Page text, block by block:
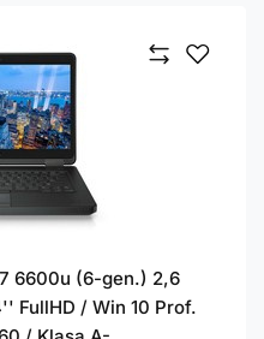
6600u (6-gen.) 2,6
FullHD / Win 10 Prof.